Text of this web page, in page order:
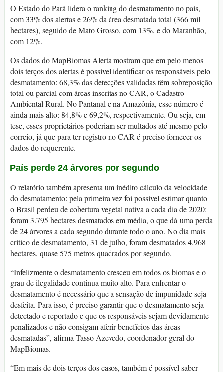
O Estado do Pará lidera o ranking do desmatamento no país,
com 33% dos alertas e 26% da área desmatada total (366 mil
hectares), seguido de Mato Grosso, com 13%, e do Maranhão,
com 12%.
Os dados do MapBiomas Alerta mostram que em pelo menos
dois terços dos alertas é possível identificar os responsáveis pelo
desmatamento: 68,3% das detecções validadas têm sobreposição
total ou parcial com áreas inscritas no CAR, o Cadastro
Ambiental Rural. No Pantanal e na Amazônia, esse número é
ainda mais alto: 84,8% e 69,2%, respectivamente. Ou seja, em
tese, esses proprietários poderiam ser multados até mesmo pelo
correio, já que para ter registro no CAR é preciso fornecer os
dados do requerente.
País perde 24 árvores por segundo
O relatório também apresenta um inédito cálculo da velocidade
do desmatamento: pela primeira vez foi possível estimar quanto
o Brasil perdeu de cobertura vegetal nativa a cada dia de 2020:
foram 3.795 hectares desmatados em média, o que dá uma perda
de 24 árvores a cada segundo durante todo o ano. No dia mais
crítico de desmatamento, 31 de julho, foram desmatados 4.968
hectares, quase 575 metros quadrados por segundo.
“Infelizmente o desmatamento cresceu em todos os biomas e o
grau de ilegalidade continua muito alto. Para enfrentar o
desmatamento é necessário que a sensação de impunidade seja
desfeita. Para isso, é preciso garantir que o desmatamento seja
detectado e reportado e que os responsáveis sejam devidamente
penalizados e não consigam aferir benefícios das áreas
desmatadas”, afirma Tasso Azevedo, coordenador-geral do
MapBiomas.
“Em mais de dois terços dos casos, também é possível saber